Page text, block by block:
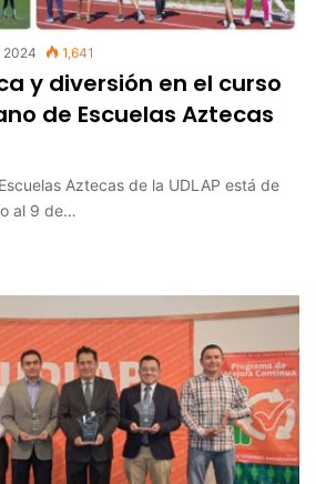
2024 1,641
y diversión en el curso
de Escuelas Aztecas
Aztecas de la UDLAP está de
al 9 de…